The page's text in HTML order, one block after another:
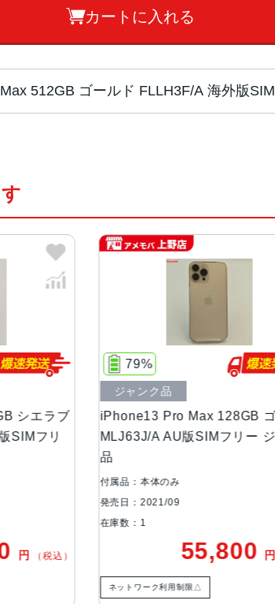
カートに入れる
512GB ゴールド FLLH3F/A 海外版
グラファイト、ゴールド、シルバー
128GB、256GB、512GB、1TB
6.7インチ（対角）オールスクリーン
IEC規格60529にもとづくIP68等級
Pro 12MPカメラシステム：望遠、
5絞り値超広角：ƒ/1.8絞り値と120°
アウト、6倍の光学ズームレンジ最
12MPカメラƒ/2.2絞り値
TrueDepthカメラによる顔認識の有効
シエラブ
SIMフリ
円 （税込）
iPhone13 Pro Max 128GB
MLJ63J/A AU版SIMフリー
品
79%
ジャンク品
付属品：本体のみ
発売日：2021/09
在庫数：1
55,800 円
ネットワーク利用制限△